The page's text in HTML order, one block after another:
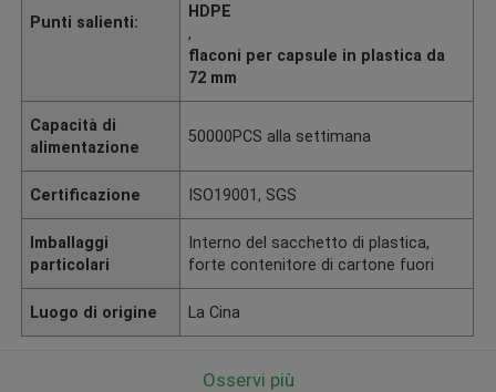
Punti salienti:
HDPE
,
flaconi per capsule in plastica da
72 mm
Capacità di
alimentazione
50000PCS alla settimana
Certificazione ISO19001, SGS
Imballaggi
particolari
Interno del sacchetto di plastica,
forte contenitore di cartone fuori
Luogo di origine La Cina
Osservi più